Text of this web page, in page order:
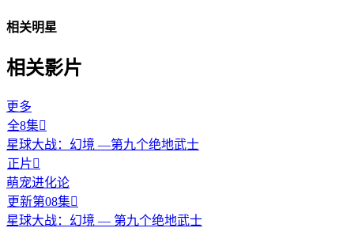
相关明星
相关影片
更多
全8集
星球大战：幻境 —第九个绝地武士
正片
萌宠进化论
更新第08集
星球大战：幻境 — 第九个绝地武士